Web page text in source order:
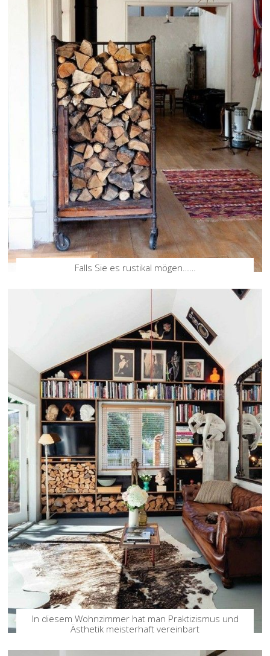
Falls Sie es rustikal mögen……
In diesem Wohnzimmer hat man Praktizismus und
Ästhetik meisterhaft vereinbart